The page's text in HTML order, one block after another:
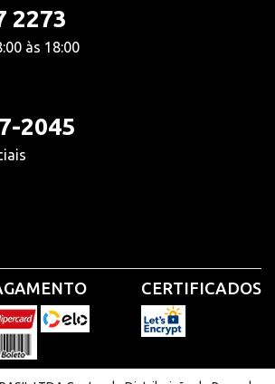
2273
às 18:00
2045
CERTIFICADOS